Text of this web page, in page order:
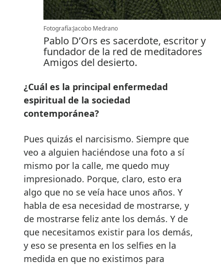
Fotografía:Jacobo Medrano
Pablo D’Ors es sacerdote, escritor y
fundador de la red de meditadores
Amigos del desierto.
¿Cuál es la principal enfermedad
espiritual de la sociedad
contemporánea?
Pues quizás el narcisismo. Siempre que
veo a alguien haciéndose una foto a sí
mismo por la calle, me quedo muy
impresionado. Porque, claro, esto era
algo que no se veía hace unos años. Y
habla de esa necesidad de mostrarse, y
de mostrarse feliz ante los demás. Y de
que necesitamos existir para los demás,
y eso se presenta en los selfies en la
medida en que no existimos para